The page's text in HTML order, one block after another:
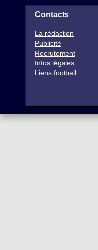
Contacts
La rédaction
Publicité
Recrutement
Infos légales
Liens football